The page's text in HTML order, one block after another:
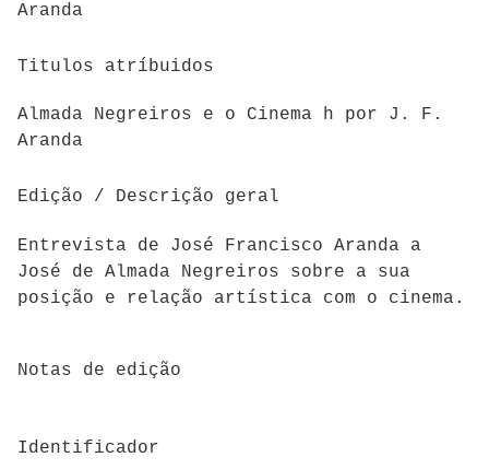
Aranda
Titulos atríbuidos
Almada Negreiros e o Cinema h por J. F.
Aranda
Edição / Descrição geral
Entrevista de José Francisco Aranda a
José de Almada Negreiros sobre a sua
posição e relação artística com o cinema.
Notas de edição
Identificador